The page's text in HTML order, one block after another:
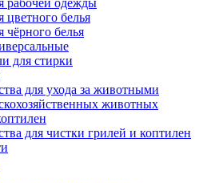
рабочей одежды
цветного белья
чёрного белья
для стирки
для ухода за животными
животных
для чистки грилей и коптилен